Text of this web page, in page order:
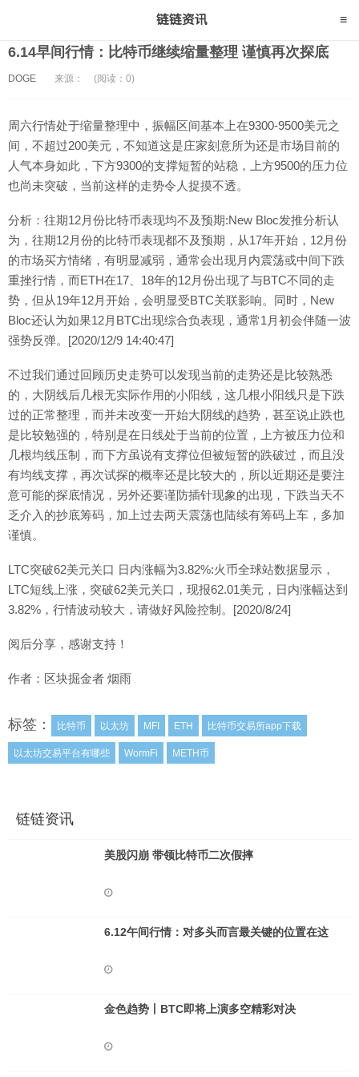
6.14早间行情：比特币继续缩量整理 谨慎再次探底
DOGE 来源： (阅读：0)
周六行情处于缩量整理中，振幅区间基本上在9300-9500美元之
间，不超过200美元，不知道这是庄家刻意所为还是市场目前的
人气本身如此，下方9300的支撑短暂的站稳，上方9500的压力位
也尚未突破，当前这样的走势令人捉摸不透。
分析：往期12月份比特币表现均不及预期:New Bloc发推分析认
为，往期12月份的比特币表现都不及预期，从17年开始，12月份
的市场买方情绪，有明显减弱，通常会出现月内震荡或中间下跌
重挫行情，而ETH在17、18年的12月份出现了与BTC不同的走
势，但从19年12月开始，会明显受BTC关联影响。同时，New
Bloc还认为如果12月BTC出现综合负表现，通常1月初会伴随一波
强势反弹。[2020/12/9 14:40:47]
不过我们通过回顾历史走势可以发现当前的走势还是比较熟悉
的，大阴线后几根无实际作用的小阳线，这几根小阳线只是下跌
过的正常整理，而并未改变一开始大阴线的趋势，甚至说止跌也
是比较勉强的，特别是在日线处于当前的位置，上方被压力位和
几根均线压制，而下方虽说有支撑位但被短暂的跌破过，而且没
有均线支撑，再次试探的概率还是比较大的，所以近期还是要注
意可能的探底情况，另外还要谨防插针现象的出现，下跌当天不
乏介入的抄底筹码，加上过去两天震荡也陆续有筹码上车，多加
谨慎。
LTC突破62美元关口 日内涨幅为3.82%:火币全球站数据显示，
LTC短线上涨，突破62美元关口，现报62.01美元，日内涨幅达到
3.82%，行情波动较大，请做好风险控制。[2020/8/24]
阅后分享，感谢支持！
作者：区块掘金者 烟雨
标签： 比特币 以太坊 MFI ETH 比特币交易所app下载
以太坊交易平台有哪些 WormFi METH币
链链资讯
美股闪崩 带领比特币二次假摔
6.12午间行情：对多头而言最关键的位置在这
金色趋势丨BTC即将上演多空精彩对决